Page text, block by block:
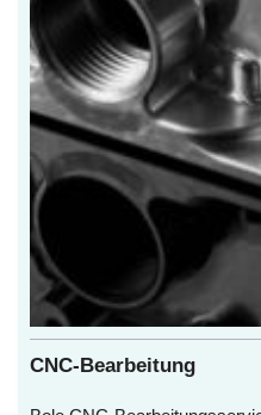
CNC-Bearbeitung